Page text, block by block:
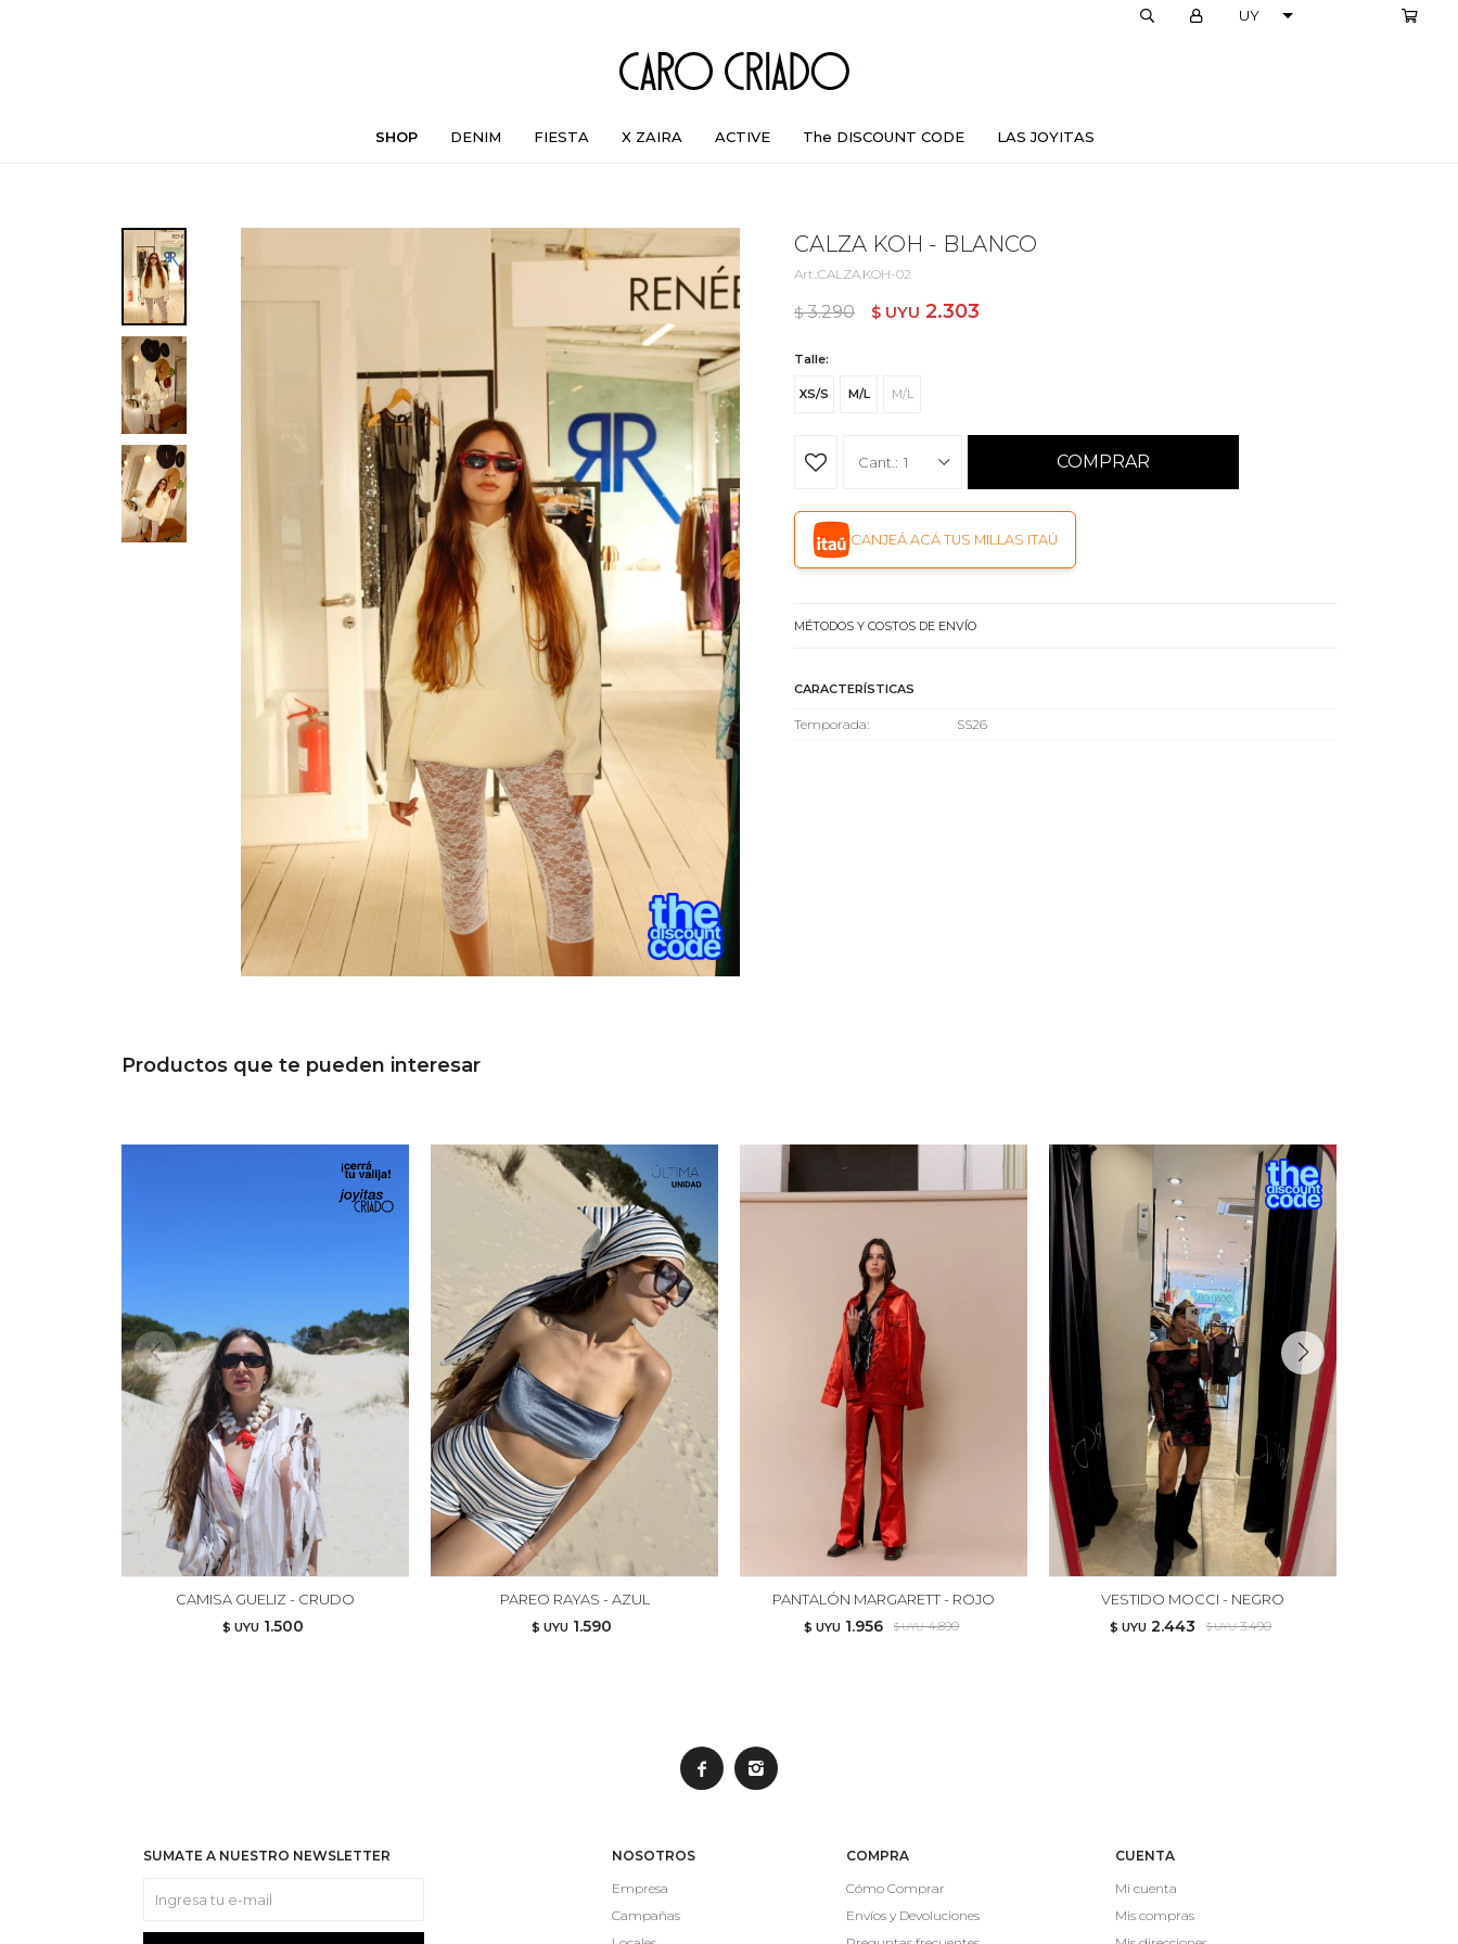
SHOP DENIM FIESTA X ZAIRA ACTIVE The DISCOUNT CODE LAS JOYITAS
CALZA KOH - BLANCO
CALZA.KOH-02
$ UYU
3.290 $ UYU 2.303
Talle:
XS/S M/L M/L
1 COMPRAR
CANJEÁ ACÁ TUS MILLAS ITAÚ
MÉTODOS Y COSTOS DE ENVÍO
CARACTERÍSTICAS
Temporada SS26
Productos que te pueden interesar
CAMISA GUELIZ - CRUDO
$ UYU 1.500
PAREO RAYAS - AZUL
$ UYU 1.590
PANTALÓN MARGARETT - ROJO
$ UYU 1.956 $ UYU 4.890
VESTIDO MOCCI - NEGRO
$ UYU 2.443 $ UYU 3.490
 
NOSOTROS
Empresa
Campañas
COMPRA
Cómo Comprar
Envíos y Devoluciones
CUENTA
Mi cuenta
Mis compras
SUMATE A NUESTRO NEWSLETTER